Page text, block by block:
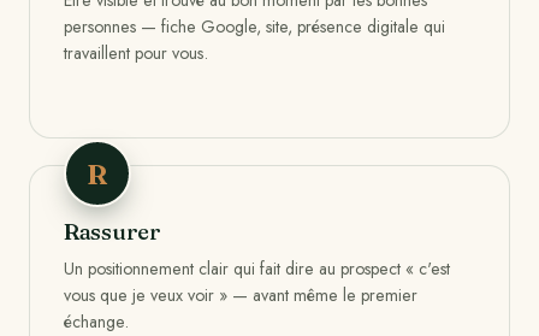
personnes — fiche Google, site, présence digitale qui
travaillent pour vous.
R
Rassurer
Un positionnement clair qui fait dire au prospect « c'est
vous que je veux voir » — avant même le premier
échange.